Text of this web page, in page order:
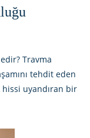
Travma
tehdit eden
uyandıran bir